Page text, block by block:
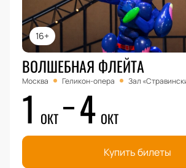
16+
ВОЛШЕБНАЯ ФЛЕЙТА
Москва Геликон-опера Зал
1 ОКТ 4 ОКТ
Купить билеты